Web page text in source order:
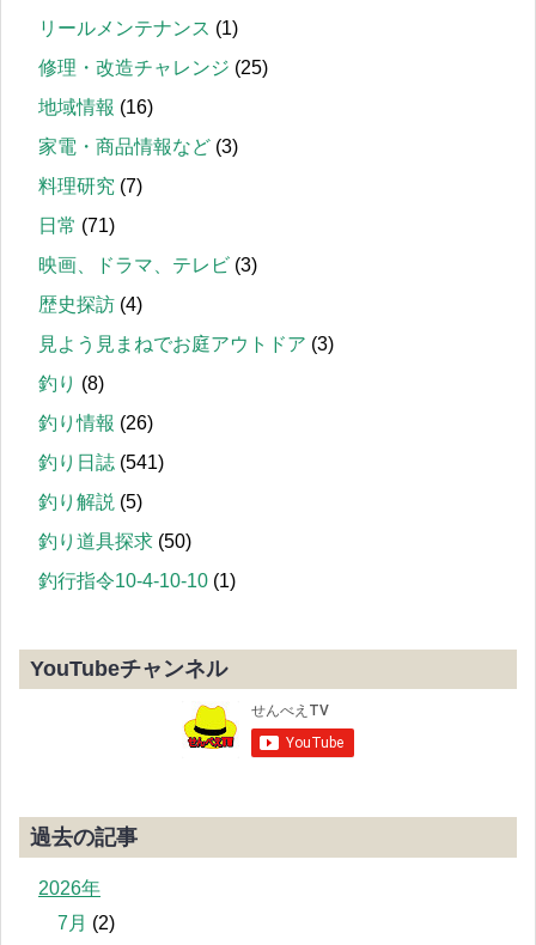
リールメンテナンス (1)
修理・改造チャレンジ (25)
地域情報 (16)
家電・商品情報など (3)
料理研究 (7)
日常 (71)
映画、ドラマ、テレビ (3)
歴史探訪 (4)
見よう見まねでお庭アウトドア (3)
釣り (8)
釣り情報 (26)
釣り日誌 (541)
釣り解説 (5)
釣り道具探求 (50)
釣行指令10-4-10-10 (1)
YouTubeチャンネル
過去の記事
2026年
7月 (2)